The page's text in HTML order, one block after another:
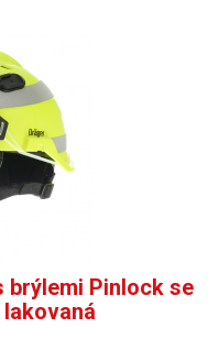
brýlemi Pinlock se